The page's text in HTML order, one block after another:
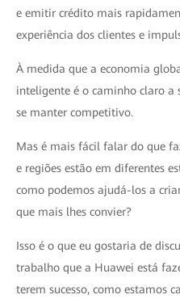
e emitir crédito mais
experiência dos clientes e
À medida que a economia
inteligente é o caminho claro a
se manter competitivo.
Mas é mais fácil falar do que
e regiões estão em diferentes
como podemos ajudá-los a
que mais lhes convier?
Isso é o que eu gostaria de
trabalho que a Huawei está
terem sucesso, como estamos